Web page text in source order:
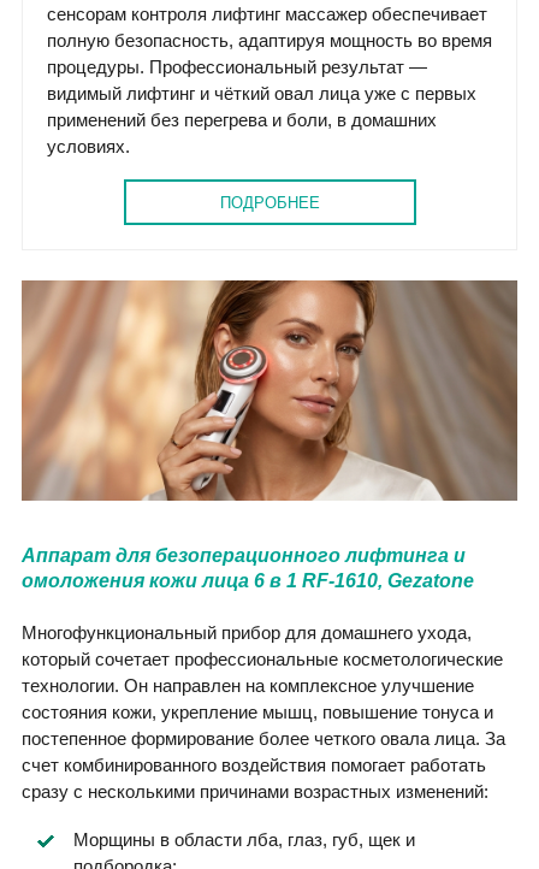
сенсорам контроля лифтинг массажер обеспечивает
полную безопасность, адаптируя мощность во время
процедуры. Профессиональный результат —
видимый лифтинг и чёткий овал лица уже с первых
применений без перегрева и боли, в домашних
условиях.
ПОДРОБНЕЕ
Аппарат для безоперационного лифтинга и
омоложения кожи лица 6 в 1 RF-1610, Gezatone
Многофункциональный прибор для домашнего ухода,
который сочетает профессиональные косметологические
технологии. Он направлен на комплексное улучшение
состояния кожи, укрепление мышц, повышение тонуса и
постепенное формирование более четкого овала лица. За
счет комбинированного воздействия помогает работать
сразу с несколькими причинами возрастных изменений:
Морщины в области лба, глаз, губ, щек и